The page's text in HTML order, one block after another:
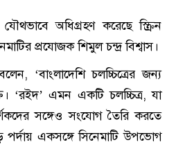
অধিগ্রহণ করেছে স্ক্রিন
প্রযোজক শিমুল চন্দ্র বিশ্বাস।
‘বাংলাদেশি চলচ্চিত্রের জন্য
‘রইদ’ এমন একটি চলচ্চিত্র, যা
সঙ্গেও সংযোগ তৈরি করতে
পর্দায় একসঙ্গে সিনেমাটি উপভোগ